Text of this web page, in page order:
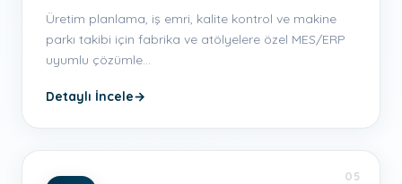
Üretim planlama, iş emri, kalite kontrol ve makine
parkı takibi için fabrika ve atölyelere özel MES/ERP
uyumlu çözümle…
Detaylı İncele→
05